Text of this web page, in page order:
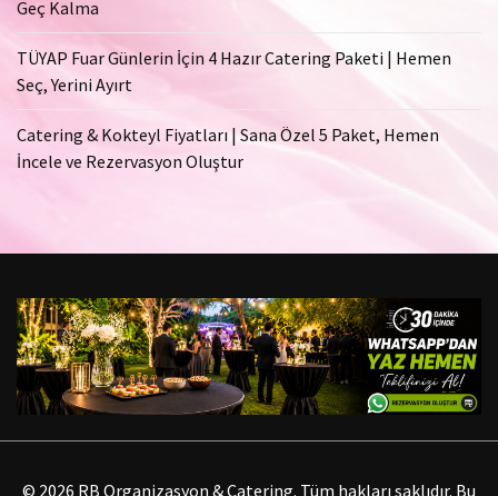
Geç Kalma
TÜYAP Fuar Günlerin İçin 4 Hazır Catering Paketi | Hemen
Seç, Yerini Ayırt
Catering & Kokteyl Fiyatları | Sana Özel 5 Paket, Hemen
İncele ve Rezervasyon Oluştur
© 2026 RB Organizasyon & Catering. Tüm hakları saklıdır. Bu